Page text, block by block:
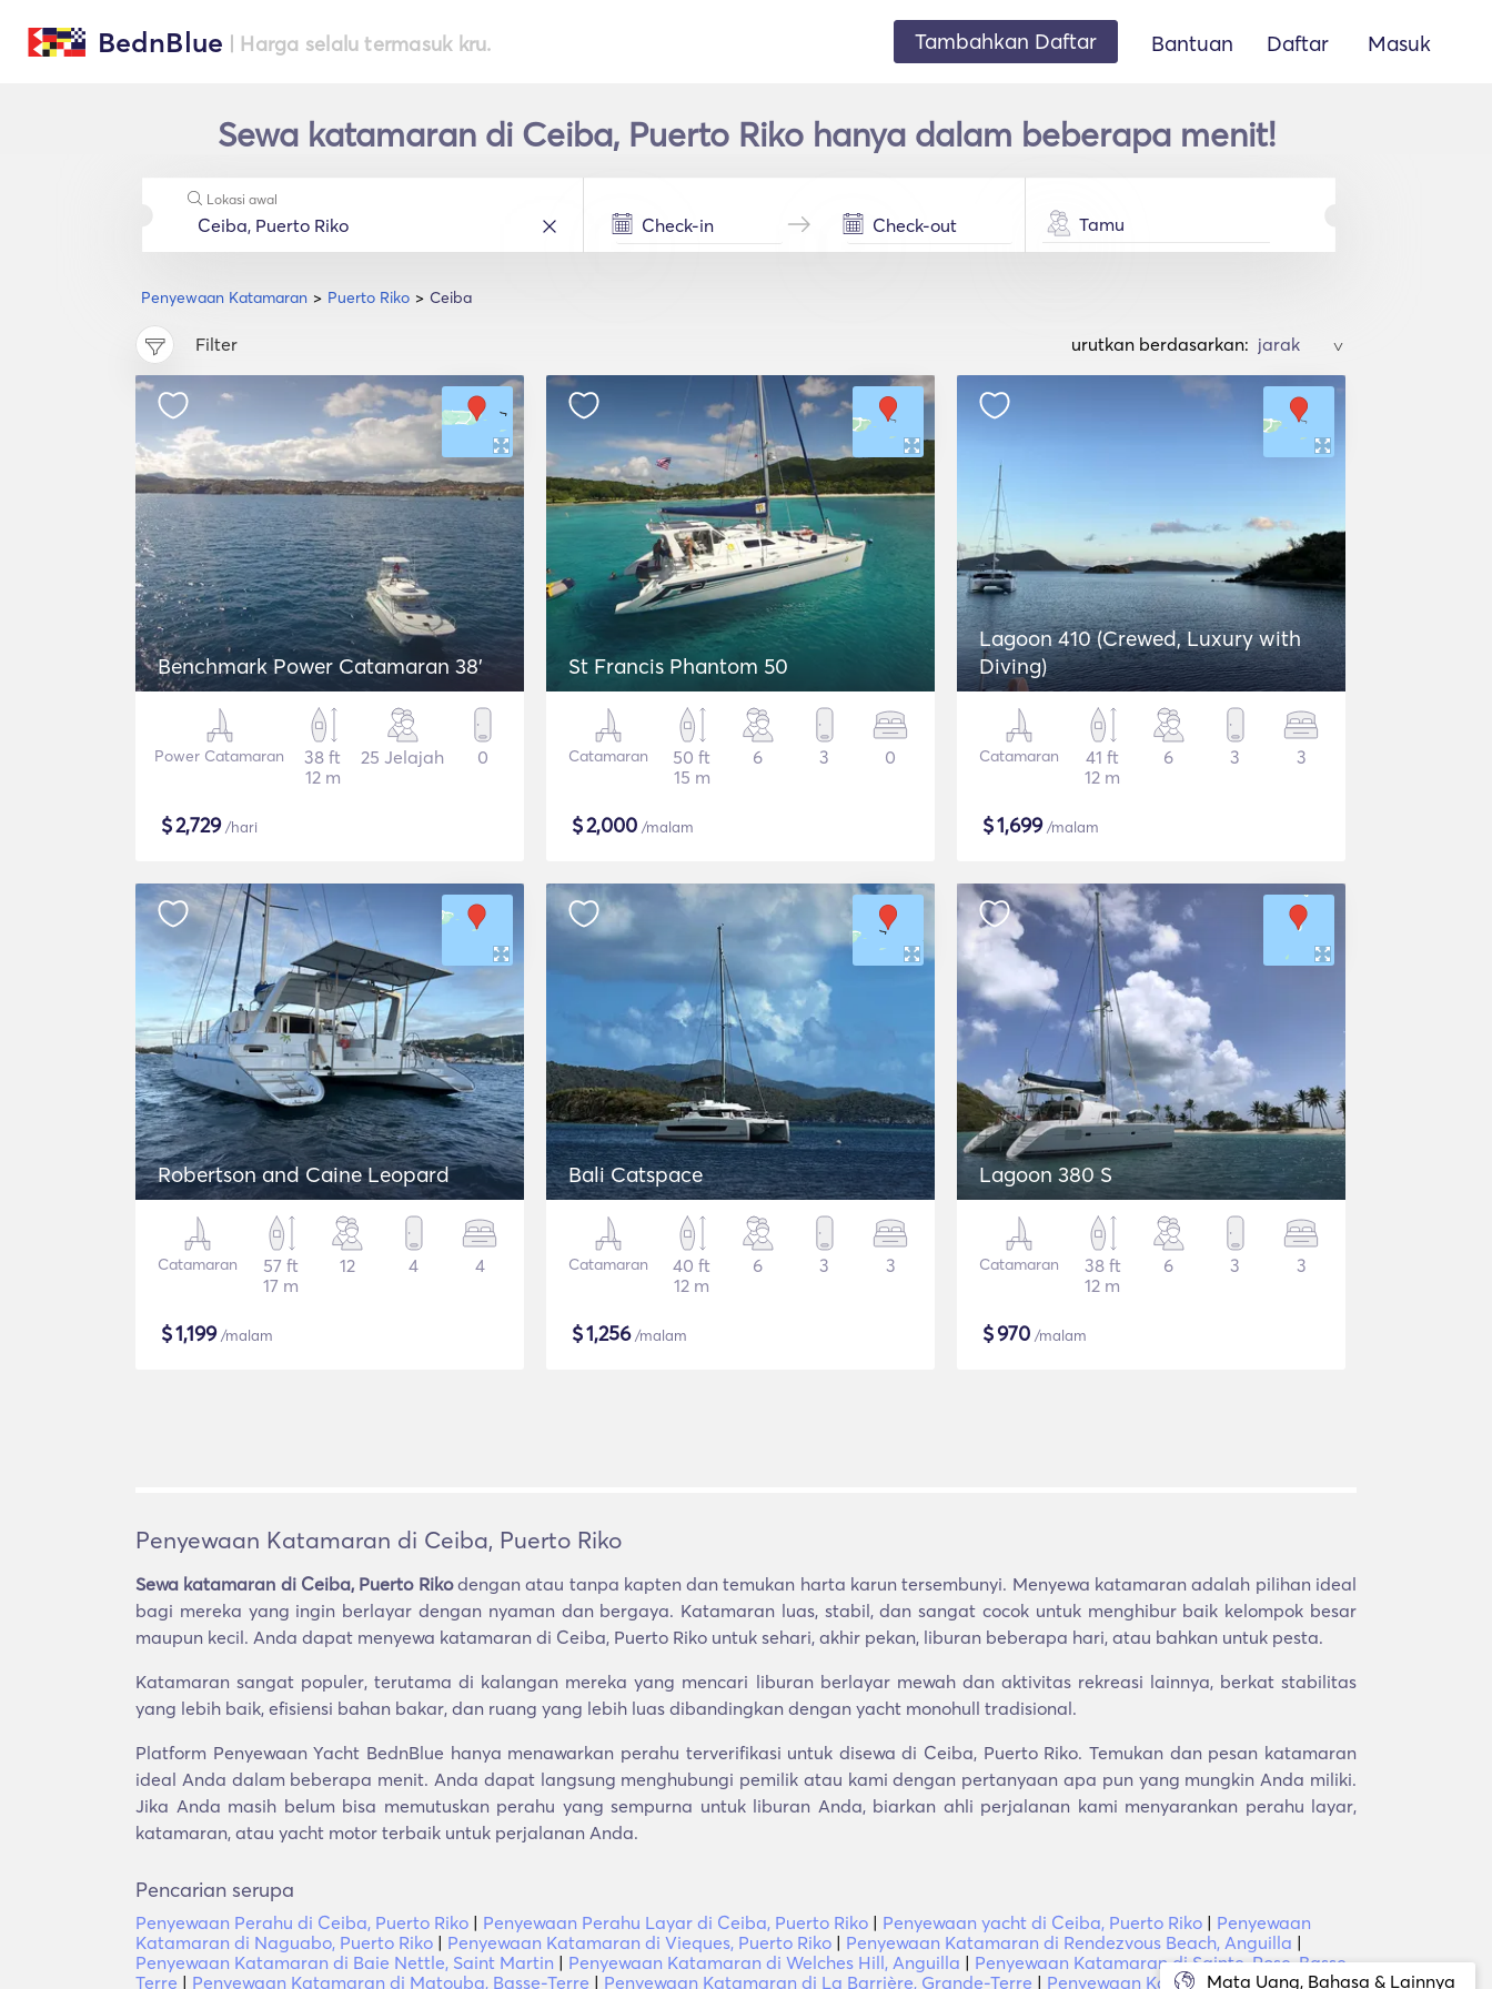
BednBlue | Harga selalu termasuk kru. Tambahkan Daftar Bantuan Daftar Masuk
Sewa katamaran di Ceiba, Puerto Riko hanya dalam beberapa menit!
Penyewaan Katamaran Puerto Riko Ceiba
Lokasi awal
Tamu
Filter urutkan berdasarkan: >
Benchmark Power Catamaran 38'
Power Catamaran
38 ft
12 m
25 Jelajah 0
$2,729/hari
St Francis Phantom 50
Catamaran
50 ft
15 m
6 3 0
$2,000 /malam
Lagoon 410 (Crewed, Luxury with
Diving)
Catamaran
41 ft
12 m
6 3 3
$1,699/malam
Robertson and Caine Leopard
Catamaran
57 ft
17 m
12 4 4
$1,199/malam
Bali Catspace
Catamaran
40 ft
12 m
6 3 3
$1,256/malam
Lagoon 380 S
Catamaran
38 ft
12 m
6 3 3
$970 /malam
Mata Uang, Bahasa & Lainnya
Penyewaan Katamaran di Ceiba, Puerto Riko
Sewa katamaran di Ceiba, Puerto Rikodengan atau tanpa kapten dan temukan harta karun tersembunyi. Menyewa katamaran adalah pilihan ideal
bagi mereka yang ingin berlayar dengan nyaman dan bergaya. Katamaran luas, stabil, dan sangat cocok untuk menghibur baik kelompok besar
maupun kecil. Anda dapat menyewa katamaran di Ceiba, Puerto Riko untuk sehari, akhir pekan, liburan beberapa hari, atau bahkan untuk pesta.
Katamaran sangat populer, terutama di kalangan mereka yang mencari liburan berlayar mewah dan aktivitas rekreasi lainnya, berkat stabilitas
yang lebih baik, efisiensi bahan bakar, dan ruang yang lebih luas dibandingkan dengan yacht monohull tradisional.
Platform Penyewaan Yacht BednBlue hanya menawarkan perahu terverifikasi untuk disewa di Ceiba, Puerto Riko. Temukan dan pesan katamaran
ideal Anda dalam beberapa menit. Anda dapat langsung menghubungi pemilik atau kami dengan pertanyaan apa pun yang mungkin Anda miliki.
Jika Anda masih belum bisa memutuskan perahu yang sempurna untuk liburan Anda, biarkan ahli perjalanan kami menyarankan perahu layar,
katamaran, atau yacht motor terbaik untuk perjalanan Anda.
Pencarian serupa
Penyewaan Perahu di Ceiba, Puerto Riko | Penyewaan Perahu Layar di Ceiba, Puerto Riko | Penyewaan yacht di Ceiba, Puerto Riko | Penyewaan
Katamaran di Naguabo, Puerto Riko | Penyewaan Katamaran di Vieques, Puerto Riko | Penyewaan Katamaran di Rendezvous Beach, Anguilla |
Penyewaan Katamaran di Baie Nettle, Saint Martin | Penyewaan Katamaran di Welches Hill, Anguilla | Penyewaan Katamaran di Sainte-Rose, Basse-
Terre | Penyewaan Katamaran di Matouba, Basse-Terre | Penyewaan Katamaran di La Barrière, Grande-Terre | Penyewaan Katamaran di Lamotte,